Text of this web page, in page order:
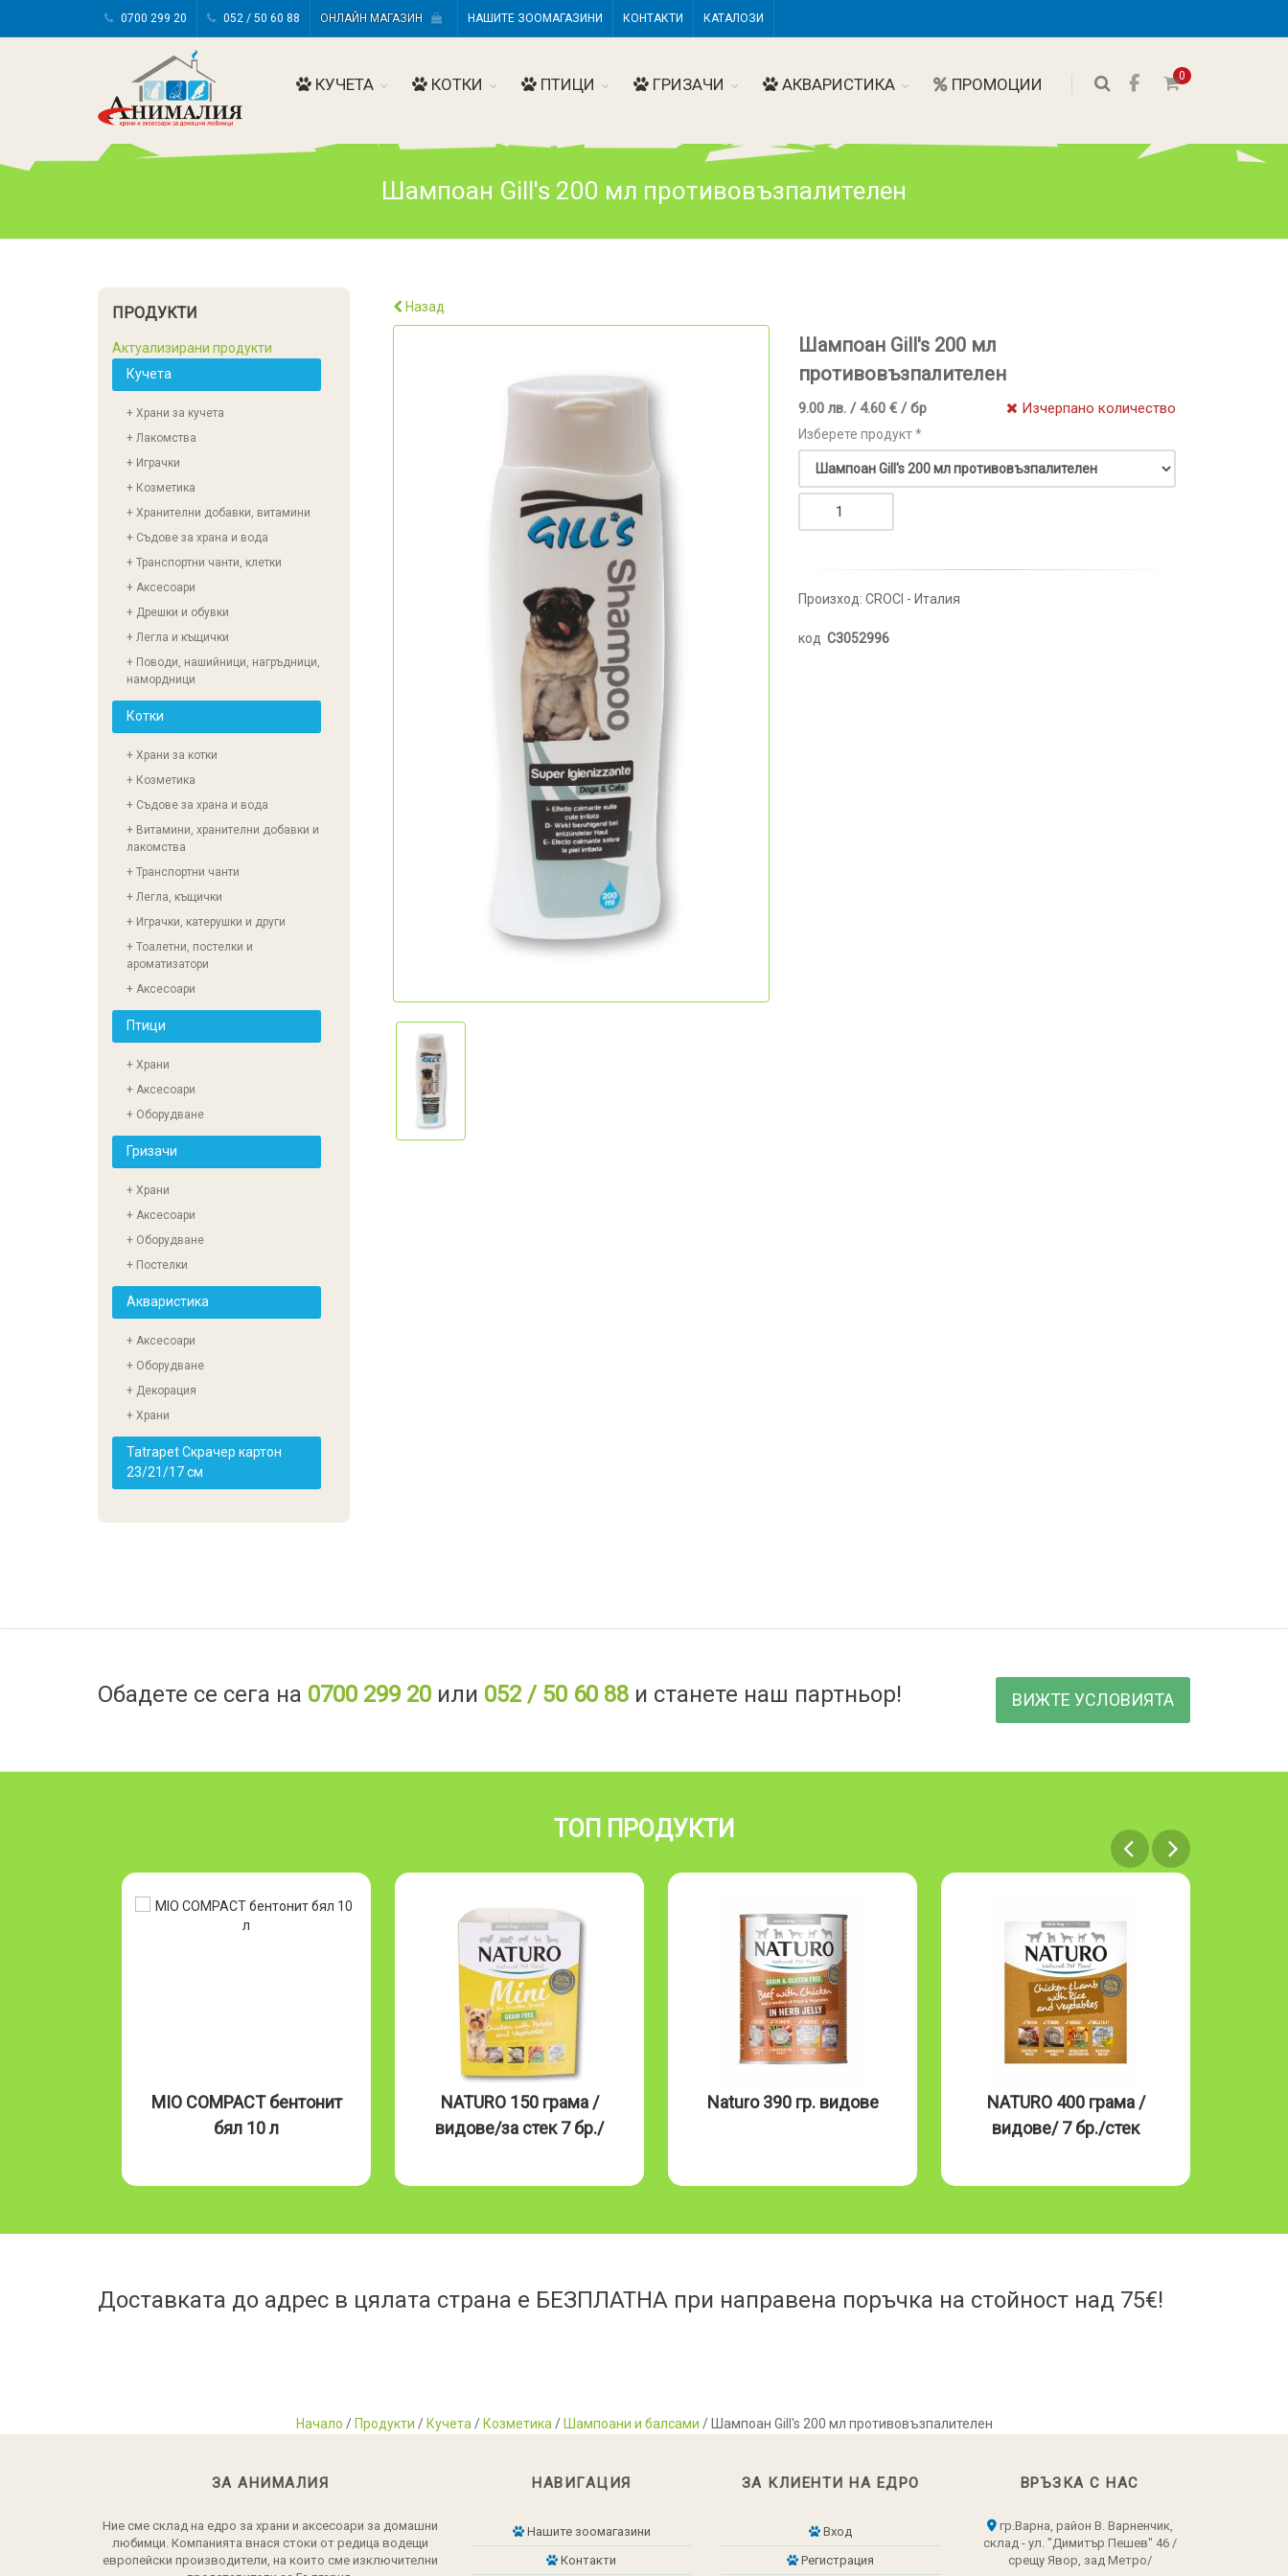
0700 299 20 052 / 50 60 88 ОНЛАЙН МАГАЗИН НАШИТЕ ЗООМАГАЗИНИ КОНТАКТИ КАТАЛОЗИ
0
КУЧЕТА КОТКИ ПТИЦИ ГРИЗАЧИ АКВАРИСТИКА ПРОМОЦИИ
Шампоан Gill's 200 мл противовъзпалителен
Назад
Шампоан Gill's 200 мл
противовъзпалителен
9.00 лв. / 4.60 € / бр Изчерпано количество
Изберете продукт *
Произход: CROCI - Италия
кодC3052996
ПРОДУКТИ
Актуализирани продукти
Кучета
+ Храни за кучета
+ Лакомства
+ Играчки
+ Козметика
+ Хранителни добавки, витамини
+ Съдове за храна и вода
+ Транспортни чанти, клетки
+ Аксесоари
+ Дрешки и обувки
+ Легла и къщички
+ Поводи, нашийници, нагръдници,
намордници
Котки
+ Храни за котки
+ Козметика
+ Съдове за храна и вода
+ Витамини, хранителни добавки и
лакомства
+ Транспортни чанти
+ Легла, къщички
+ Играчки, катерушки и други
+ Тоалетни, постелки и
ароматизатори
+ Аксесоари
Птици
+ Храни
+ Аксесоари
+ Оборудване
Гризачи
+ Храни
+ Аксесоари
+ Оборудване
+ Постелки
Акваристика
+ Аксесоари
+ Оборудване
+ Декорация
+ Храни
Tatrapet Скрачер картон
23/21/17 см
Обадете се сега на 0700 299 20или 052 / 50 60 88и станете наш партньор! ВИЖТЕ УСЛОВИЯТА
ТОП ПРОДУКТИ
MIO COMPACT бентонит
бял 10 л
NATURO 150 грама /
видове/за стек 7 бр./
Naturo 390 гр. видове
NATURO 400 грама /
видове/ 7 бр./стек
Доставката до адрес в цялата страна е БЕЗПЛАТНА при направена поръчка на стойност над 75€!
Начало / Продукти / Кучета / Козметика / Шампоани и балсами / Шампоан Gill's 200 мл противовъзпалителен
ЗА АНИМАЛИЯ
Ние сме склад на едро за храни и аксесоари за домашни
любимци. Компанията внася стоки от редица водещи
европейски производители, на които сме изключителни
НАВИГАЦИЯ
Нашите зоомагазини
Контакти
ЗА КЛИЕНТИ НА ЕДРО
Вход
Регистрация
ВРЪЗКА С НАС
гр.Варна, район В. Варненчик,
склад - ул. "Димитър Пешев" 46 /
срещу Явор, зад Метро/